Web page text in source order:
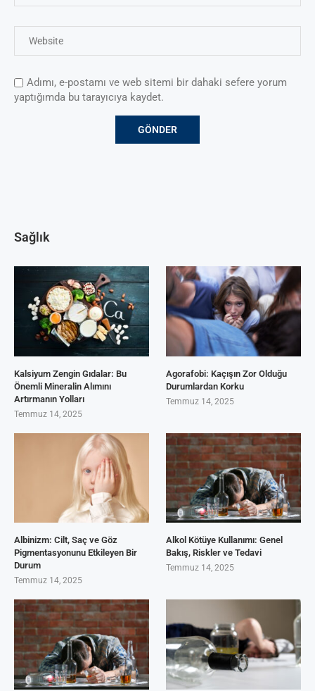
Adımı, e-postamı ve web sitemi bir dahaki sefere yorum
yaptığımda bu tarayıcıya kaydet.
Sağlık
Kalsiyum Zengin Gıdalar: Bu
Önemli Mineralin Alımını
Artırmanın Yolları
Temmuz 14, 2025
Agorafobi: Kaçışın Zor Olduğu
Durumlardan Korku
Temmuz 14, 2025
Albinizm: Cilt, Saç ve Göz
Pigmentasyonunu Etkileyen Bir
Durum
Temmuz 14, 2025
Alkol Kötüye Kullanımı: Genel
Bakış, Riskler ve Tedavi
Temmuz 14, 2025